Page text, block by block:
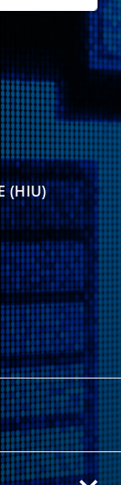
(HIU)